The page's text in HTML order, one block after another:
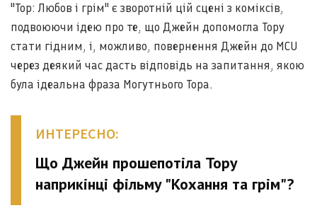
"Тор: Любов і грім" є зворотній цій сцені з коміксів,
подвоюючи ідею про те, що Джейн допомогла Тору
стати гідним, і, можливо, повернення Джейн до MCU
через деякий час дасть відповідь на запитання, якою
була ідеальна фраза Могутнього Тора.
ИНТЕРЕСНО:
Що Джейн прошепотіла Тору
наприкінці фільму "Кохання та грім"?